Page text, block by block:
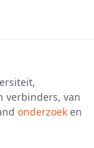
verbinders, van
onderzoek en